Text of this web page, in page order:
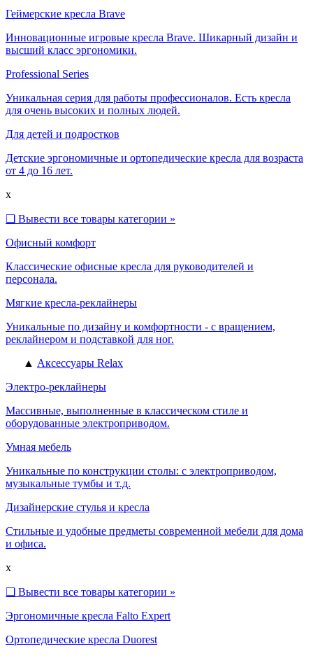
Геймерские кресла Brave
Инновационные игровые кресла Brave. Шикарный дизайн и
высший класс эргономики.
Professional Series
Уникальная серия для работы профессионалов. Есть кресла
для очень высоких и полных людей.
Для детей и подростков
Детские эргономичные и ортопедические кресла для возраста
от 4 до 16 лет.
x
❑ Вывести все товары категории »
Офисный комфорт
Классические офисные кресла для руководителей и
персонала.
Мягкие кресла-реклайнеры
Уникальные по дизайну и комфортности - с вращением,
реклайнером и подставкой для ног.
▲ Аксессуары Relax
Электро-реклайнеры
Массивные, выполненные в классическом стиле и
оборудованные электроприводом.
Умная мебель
Уникальные по конструкции столы: с электроприводом,
музыкальные тумбы и т.д.
Дизайнерские стулья и кресла
Стильные и удобные предметы современной мебели для дома
и офиса.
x
❑ Вывести все товары категории »
Эргономичные кресла Falto Expert
Ортопедические кресла Duorest